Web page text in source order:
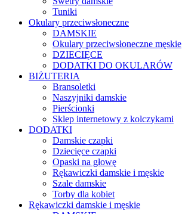
Tuniki
Okulary przeciwsłoneczne
DAMSKIE
Okulary przeciwsłoneczne męskie
DZIECIĘCE
DODATKI DO OKULARÓW
BIŻUTERIA
Bransoletki
Naszyjniki damskie
Pierścionki
Sklep internetowy z kolczykami
DODATKI
Damskie czapki
Dziecięce czapki
Opaski na głowę
Rękawiczki damskie i męskie
Szale damskie
Torby dla kobiet
Rękawiczki damskie i męskie